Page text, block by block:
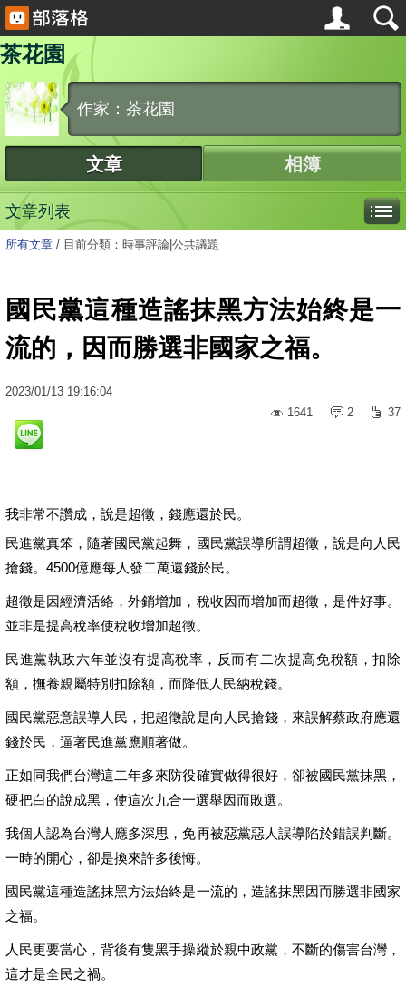
茶花園
作家：茶花園
文章 相簿
文章列表
所有文章 / 目前分類：時事評論|公共議題
國民黨這種造謠抹黑方法始終是一
流的，因而勝選非國家之福。
2023/01/13 19:16:04
1641
2 37
我非常不讚成，說是超徵，錢應還於民。
民進黨真笨，隨著國民黨起舞，國民黨誤導所謂超徵，說是向人民
搶錢。4500億應每人發二萬還錢於民。
超徵是因經濟活絡，外銷增加，稅收因而增加而超徵，是件好事。
並非是提高稅率使稅收增加超徵。
民進黨執政六年並沒有提高稅率，反而有二次提高免稅額，扣除
額，撫養親屬特別扣除額，而降低人民納稅錢。
國民黨惡意誤導人民，把超徵說是向人民搶錢，來誤解蔡政府應還
錢於民，逼著民進黨應順著做。
正如同我們台灣這二年多來防役確實做得很好，卻被國民黨抹黑，
硬把白的說成黑，使這次九合一選舉因而敗選。
我個人認為台灣人應多深思，免再被惡黨惡人誤導陷於錯誤判斷。
一時的開心，卻是換來許多後悔。
國民黨這種造謠抹黑方法始終是一流的，造謠抹黑因而勝選非國家
之福。
人民更要當心，背後有隻黑手操縱於親中政黨，不斷的傷害台灣，
這才是全民之禍。